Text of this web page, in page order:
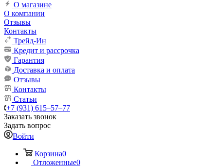
О магазине
О компании
Отзывы
Контакты
Трейд-Ин
Кредит и рассрочка
Гарантия
Доставка и оплата
Отзывы
Контакты
Статьи
+7 (931) 615‒57‒77
Заказать звонок
Задать вопрос
Войти
Корзина0
Отложенные0